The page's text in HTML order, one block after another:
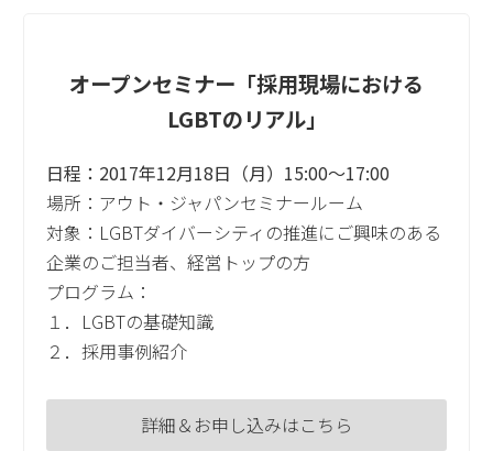
オープンセミナー「採用現場における
LGBTのリアル」
日程：2017年12月18日（月）15:00～17:00
場所：アウト・ジャパンセミナールーム
対象：LGBTダイバーシティの推進にご興味のある
企業のご担当者、経営トップの方
プログラム：
１．LGBTの基礎知識
２．採用事例紹介
詳細＆お申し込みはこちら